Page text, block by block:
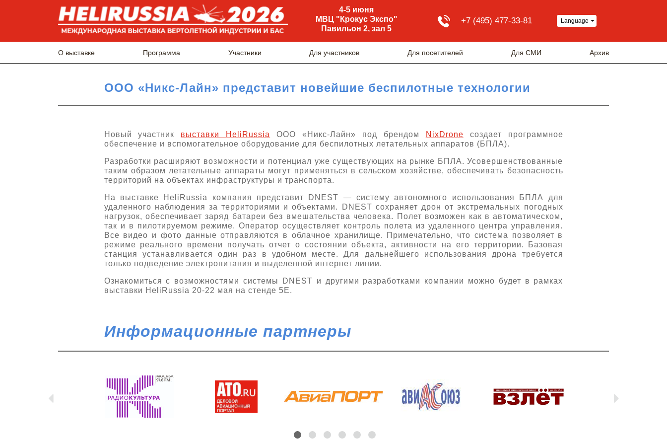
4-5 июня
МВЦ "Крокус Экспо"
Павильон 2, зал 5
+7 (495) 477-33-81 Language
О выставке Программа Участники Для участников Для посетителей Для СМИ Архив
ООО «Никс-Лайн» представит новейшие беспилотные технологии
Новый участник выставки HeliRussia ООО «Никс-Лайн» под брендом NixDrone создает программное
обеспечение и вспомогательное оборудование для беспилотных летательных аппаратов (БПЛА).
Разработки расширяют возможности и потенциал уже существующих на рынке БПЛА. Усовершенствованные
таким образом летательные аппараты могут применяться в сельском хозяйстве, обеспечивать безопасность
территорий на объектах инфраструктуры и транспорта.
На выставке HeliRussia компания представит DNEST — систему автономного использования БПЛА для
удаленного наблюдения за территориями и объектами. DNEST сохраняет дрон от экстремальных погодных
нагрузок, обеспечивает заряд батареи без вмешательства человека. Полет возможен как в автоматическом,
так и в пилотируемом режиме. Оператор осуществляет контроль полета из удаленного центра управления.
Все видео и фото данные отправляются в облачное хранилище. Примечательно, что система позволяет в
режиме реального времени получать отчет о состоянии объекта, активности на его территории. Базовая
станция устанавливается один раз в удобном месте. Для дальнейшего использования дрона требуется
только подведение электропитания и выделенной интернет линии.
Ознакомиться с возможностями системы DNEST и другими разработками компании можно будет в рамках
выставки HeliRussia 20-22 мая на стенде 5Е.
Информационные партнеры